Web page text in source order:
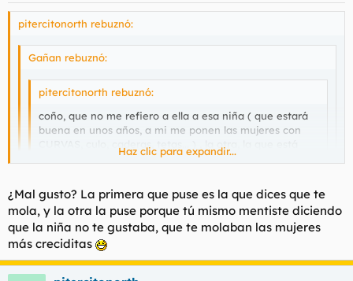
pitercitonorth rebuznó:
Gañan rebuznó:
pitercitonorth rebuznó:
coño, que no me refiero a ella a esa niña ( que estará
buena en unos años, a mi me ponen las mujeres con
más crecidita, no me acuerdo del nombre......
Haz clic para expandir...
Casi peor, oiga.
Joder, parece mentira que te gusten Los Suaves y tengas tan
mal gusto poniendo tías.........
Haz clic para expandir...
¿Mal gusto? La primera que puse es la que dices que te
mola, y la otra la puse porque tú mismo mentiste diciendo
que la niña no te gustaba, que te molaban las mujeres
más creciditas